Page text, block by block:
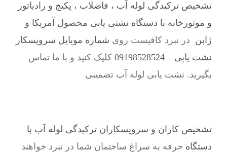
تشخیص ترکیدگی لوله آب ، فاضلاب ، پکیج و رادیاتور
و موتورخانه با دستگاه نشتی یابی محصول آمریکا و
ژاپن در نبرد کافیست روی شماره موبایل سرویسکار
نشت یابی – 09198528524
کلیک کنید و با ما تماس
بگیرید. نشت یابی لوله آب تضمینی
تشخیص کاران و سرویسکاران ترکیدگی لوله آب با
دستگاه حرفه به سراغ ساختمان شما در نبرد خواهند